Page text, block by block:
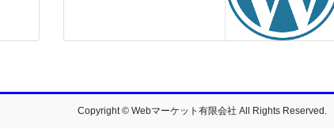
Copyright © Webマーケット有限会社 All Rights Reserved.